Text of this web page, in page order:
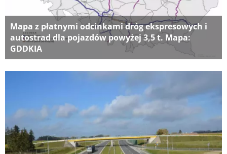
Mapa z płatnymi odcinkami dróg ekspresowych i
autostrad dla pojazdów powyżej 3,5 t. Mapa:
GDDKIA